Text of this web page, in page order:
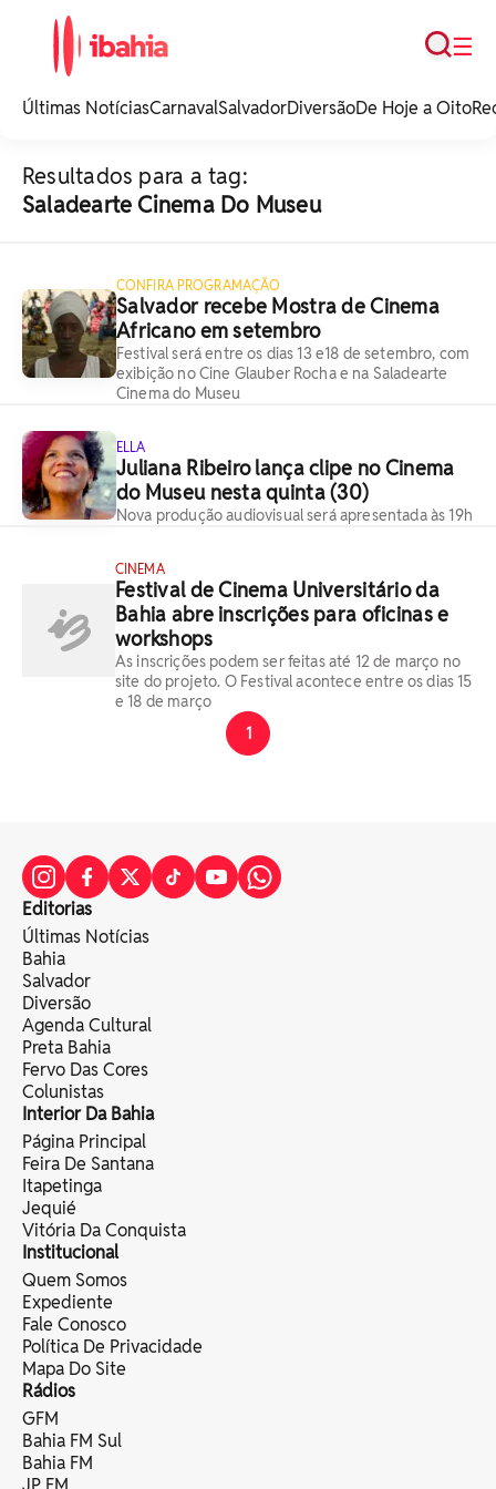
noticias e
☰
Busca
Últimas NotíciasCarnavalSalvadorDiversãoDe Hoje a Oito
Resultados para a tag:
Saladearte Cinema Do Museu
CONFIRA PROGRAMAÇÃO
Salvador recebe Mostra de Cinema
Africano em setembro
Festival será entre os dias 13 e18 de setembro, com
exibição no Cine Glauber Rocha e na Saladearte
Cinema do Museu
ELLA
Juliana Ribeiro lança clipe no Cinema
do Museu nesta quinta (30)
Nova produção audiovisual será apresentada às 19h
CINEMA
Festival de Cinema Universitário da
Bahia abre inscrições para oficinas e
workshops
As inscrições podem ser feitas até 12 de março no
site do projeto. O Festival acontece entre os dias 15
e 18 de março
1
Editorias
Últimas Notícias
Bahia
Salvador
Diversão
Agenda Cultural
Preta Bahia
Fervo Das Cores
Colunistas
Interior Da Bahia
Página Principal
Feira De Santana
Itapetinga
Jequié
Vitória Da Conquista
Institucional
Quem Somos
Expediente
Fale Conosco
Política De Privacidade
Mapa Do Site
Rádios
GFM
Bahia FM Sul
Bahia FM